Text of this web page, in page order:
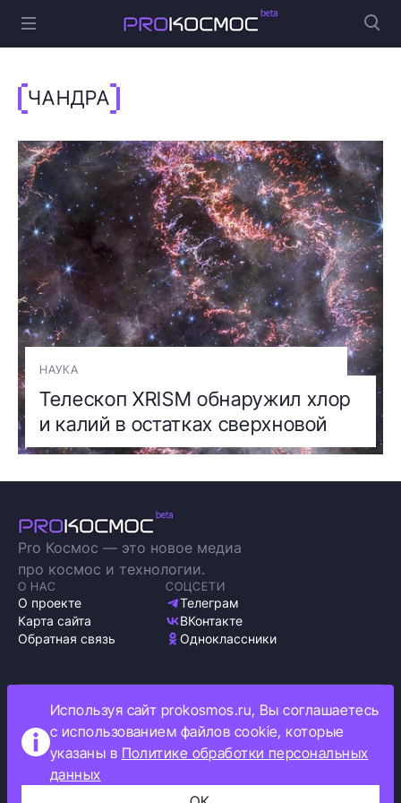
ЧАНДРА
НАУКА
Телескоп XRISM обнаружил хлор
и калий в остатках сверхновой
Pro Космос — это новое медиа
про космос и технологии.
О НАС
О проекте
Карта сайта
Обратная связь
СОЦСЕТИ
Телеграм
ВКонтакте
Одноклассники
Политика обработки персональных данных
Как мы используем cookie
Информация об ограничениях
Используя сайт prokosmos.ru, Вы соглашаетесь
с использованием файлов cookie, которые
указаны в Политике обработки персональных
данных